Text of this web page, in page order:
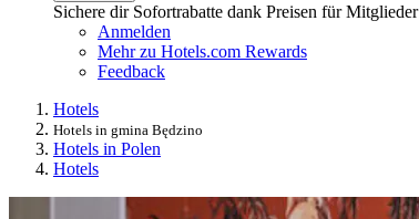
Sichere dir Sofortrabatte dank Preisen für Mitglieder
Anmelden
Mehr zu Hotels.com Rewards
Feedback
Hotels
Hotels in gmina Będzino
Hotels in Polen
Hotels